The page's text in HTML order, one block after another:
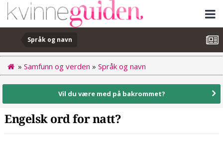
Språk og navn
» Samfunn og verden » Språk og navn
Vil du være med på bakrommet?
Engelsk ord for natt?